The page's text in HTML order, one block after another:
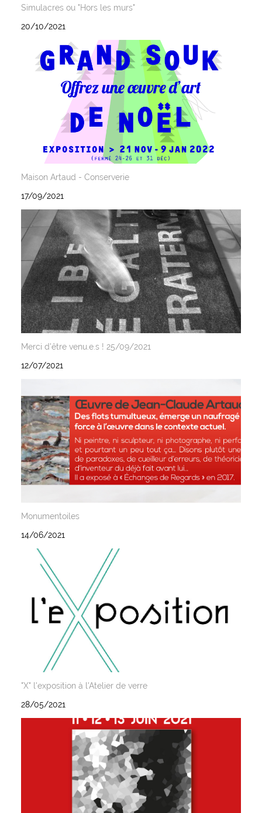
Simulacres ou "Hors les murs"
20/10/2021
Maison Artaud - Conserverie
17/09/2021
Merci d'être venu.e.s ! 25/09/2021
12/07/2021
Monumentoiles
14/06/2021
"X" l'exposition à l'Atelier de verre
28/05/2021